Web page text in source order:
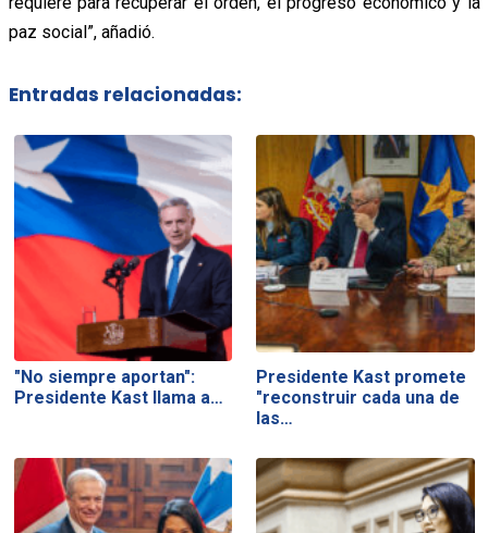
paz social”, añadió.
Entradas relacionadas:
"No siempre aportan":
Presidente Kast llama a…
Presidente Kast promete
"reconstruir cada una de
las…